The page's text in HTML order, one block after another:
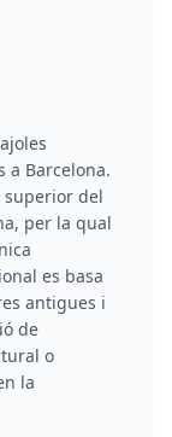
a Barcelona.
superior del
per la qual
es basa
antigues i
de
o
la